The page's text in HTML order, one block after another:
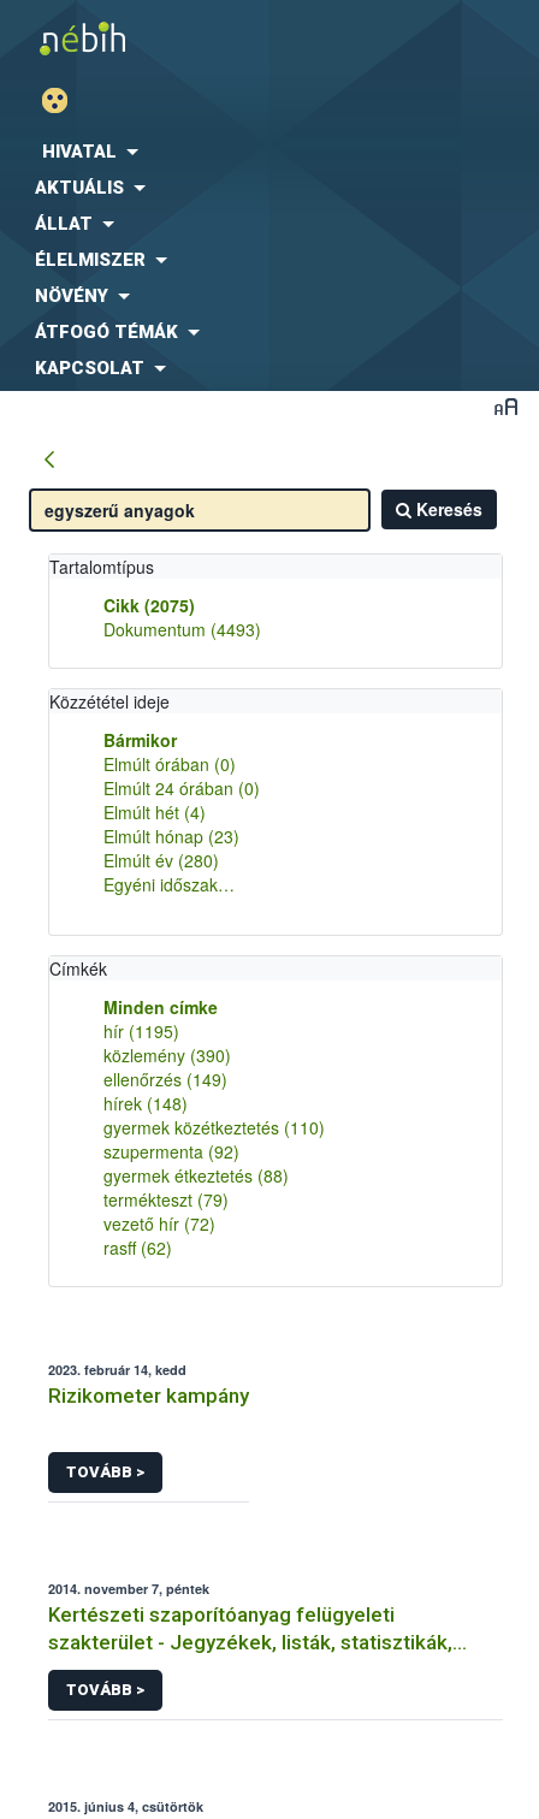
HIVATAL
AKTUÁLIS
ÁLLAT
ÉLELMISZER
NÖVÉNY
ÁTFOGÓ TÉMÁK
KAPCSOLAT
Keresés
Tartalomtípus
Cikk (2075)
Dokumentum (4493)
Közzététel ideje
Bármikor
Elmúlt órában (0)
Elmúlt 24 órában (0)
Elmúlt hét (4)
Elmúlt hónap (23)
Elmúlt év (280)
Egyéni időszak…
Címkék
Minden címke
hír (1195)
közlemény (390)
ellenőrzés (149)
hírek (148)
gyermek közétkeztetés (110)
szupermenta (92)
gyermek étkeztetés (88)
termékteszt (79)
vezető hír (72)
rasff (62)
2023. február 14, kedd
Rizikometer kampány
TOVÁBB >
2014. november 7, péntek
Kertészeti szaporítóanyag felügyeleti
szakterület - Jegyzékek, listák, statisztikák,
adatbázisok
TOVÁBB >
2015. június 4, csütörtök